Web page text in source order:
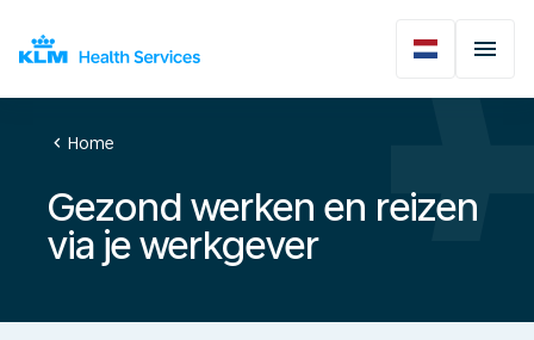
chevron_left Home
Gezond werken en reizen
via je werkgever